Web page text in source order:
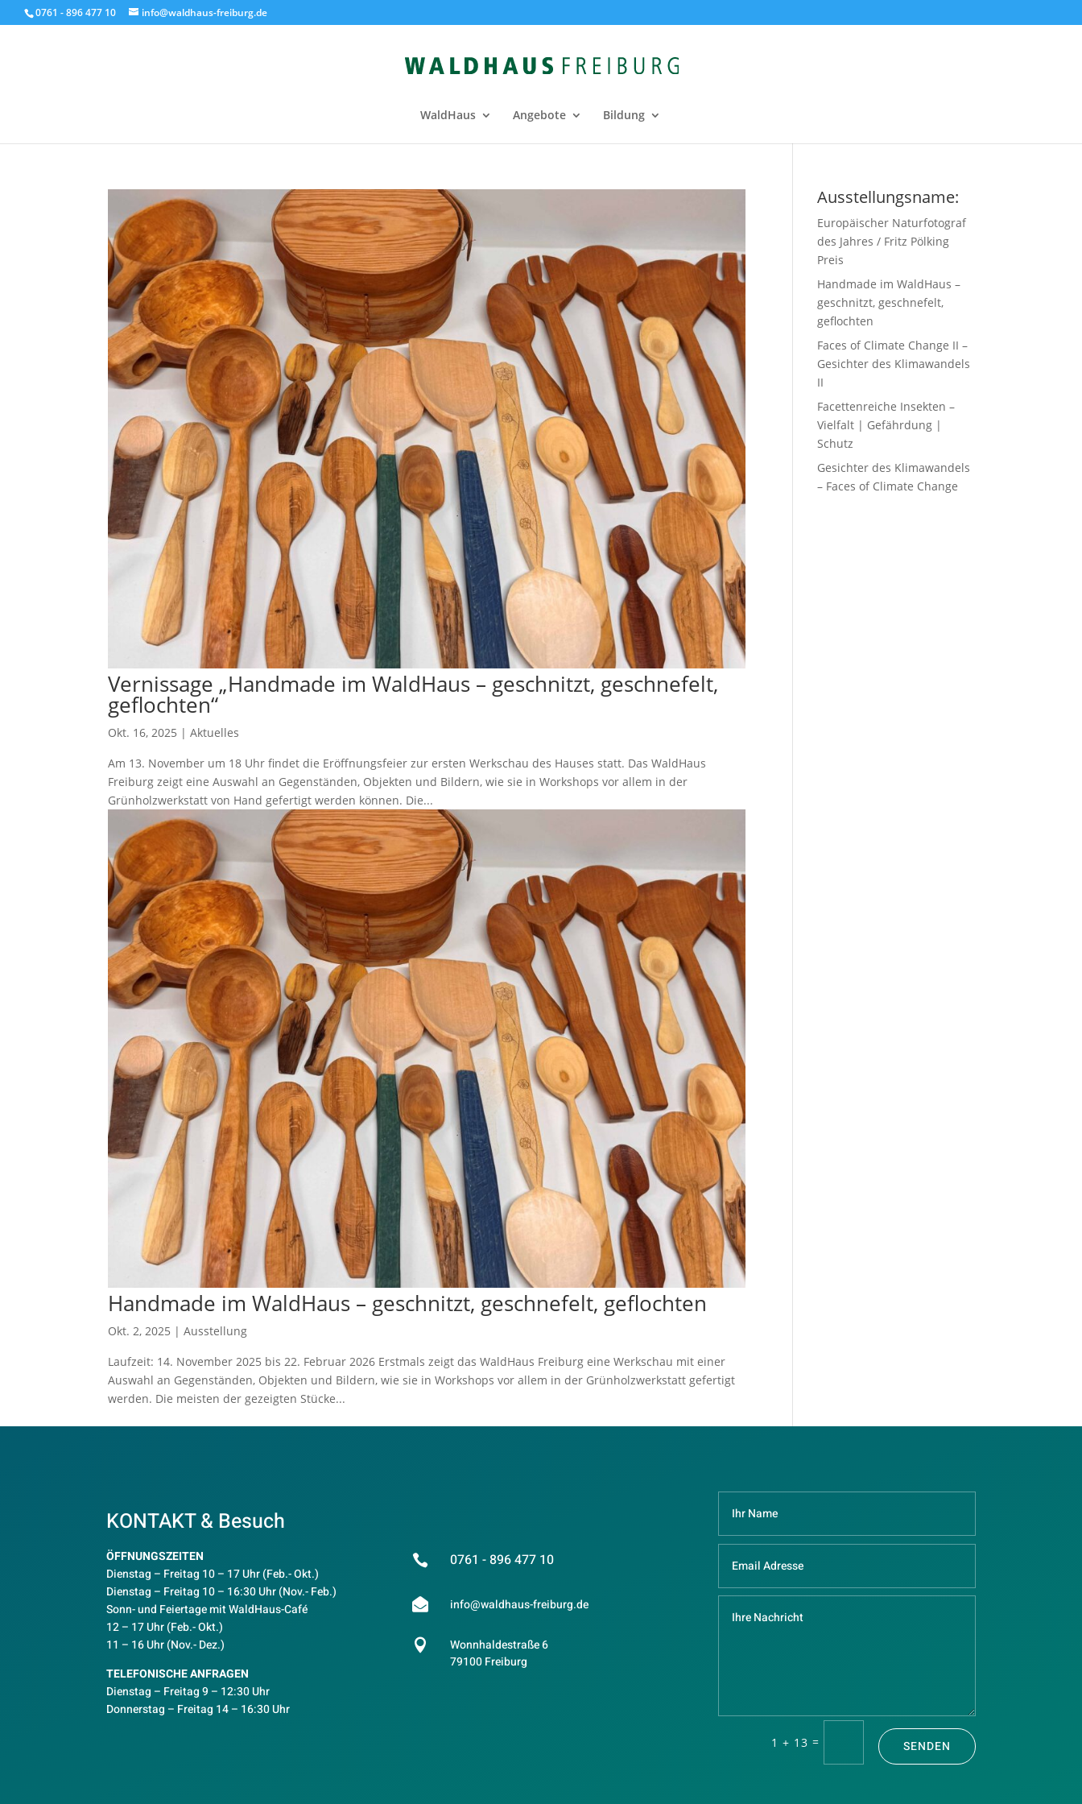
0761 - 896 477 10 info@waldhaus-freiburg.de
WaldHaus Angebote Bildung
Vernissage „Handmade im WaldHaus – geschnitzt, geschnefelt,
geflochten“
Okt. 16, 2025 |Aktuelles
Am 13. November um 18 Uhr findet die Eröffnungsfeier zur ersten Werkschau des Hauses statt. Das WaldHaus
Freiburg zeigt eine Auswahl an Gegenständen, Objekten und Bildern, wie sie in Workshops vor allem in der
Grünholzwerkstatt von Hand gefertigt werden können. Die...
Handmade im WaldHaus – geschnitzt, geschnefelt, geflochten
Okt. 2, 2025 |Ausstellung
Laufzeit: 14. November 2025 bis 22. Februar 2026 Erstmals zeigt das WaldHaus Freiburg eine Werkschau mit einer
Auswahl an Gegenständen, Objekten und Bildern, wie sie in Workshops vor allem in der Grünholzwerkstatt gefertigt
werden. Die meisten der gezeigten Stücke...
Ausstellungsname:
Europäischer Naturfotograf
des Jahres / Fritz Pölking
Preis
Handmade im WaldHaus –
geschnitzt, geschnefelt,
geflochten
Faces of Climate Change II –
Gesichter des Klimawandels
II
Facettenreiche Insekten –
Vielfalt | Gefährdung |
Schutz
Gesichter des Klimawandels
– Faces of Climate Change
KONTAKT & Besuch
ÖFFNUNGSZEITEN
Dienstag – Freitag 10 – 17 Uhr (Feb.- Okt.)
Dienstag – Freitag 10 – 16:30 Uhr (Nov.- Feb.)
Sonn- und Feiertage mit WaldHaus-Café
12 – 17 Uhr (Feb.- Okt.)
11 – 16 Uhr (Nov.- Dez.)
TELEFONISCHE ANFRAGEN
Dienstag – Freitag 9 – 12:30 Uhr
Donnerstag – Freitag 14 – 16:30 Uhr
 0761 - 896 477 10
 info@waldhaus-freiburg.de

Wonnhaldestraße 6
79100 Freiburg
1 + 13 = SENDEN